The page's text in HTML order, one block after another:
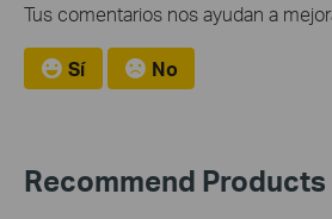
Tus comentarios nos ayudan a
Sí No
Recommend Products